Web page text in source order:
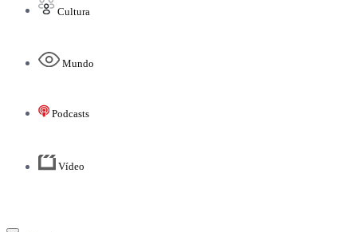
Cultura
Mundo
Podcasts
Vídeo